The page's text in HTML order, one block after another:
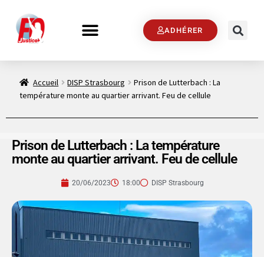
ADHÉRER
Accueil DISP Strasbourg
Prison de Lutterbach : La
température monte au quartier arrivant. Feu de cellule
Prison de Lutterbach : La température
monte au quartier arrivant. Feu de cellule
20/06/2023 18:00 DISP Strasbourg